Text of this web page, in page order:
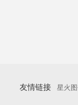
友情链接 星火